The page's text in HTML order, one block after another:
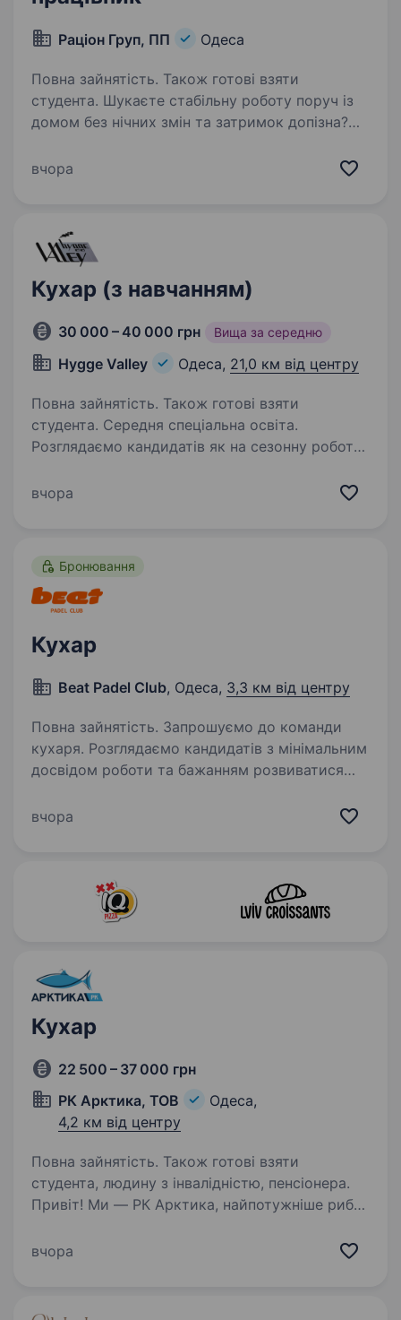
Раціон Груп, ПП Одеса
Повна зайнятість. Також готові взяти
студента. Шукаєте стабільну роботу поруч із
домом без нічних змін та затримок допізна?
на роботу Помічника кухаря. Розглядаємо
вчора
Кухар (з навчанням)
30 000 – 40 000 грн Вища за середню
Hygge Valley Одеса, 21,0 км від центру
Повна зайнятість. Також готові взяти
студента. Середня спеціальна освіта.
Розглядаємо кандидатів як на сезонну роботу,
співпраці обираємо разом, залежно від ваших
вчора
Бронювання
Кухар
Beat Padel Club, Одеса, 3,3 км від центру
Повна зайнятість. Запрошуємо до команди
кухаря. Розглядаємо кандидатів з мінімальним
досвідом роботи та бажанням розвиватися
Мінімальний досвід роботи кухарем; Бажання
вчора
Кухар
22 500 – 37 000 грн
РК Арктика, ТОВ
Одеса,
4,2 км від центру
Повна зайнятість. Також готові взяти
студента, людину з інвалідністю, пенсіонера.
Привіт! Ми — РК Арктика, найпотужніше рибне
історією та стабільною репутацією. Якщо
підтримувати…
вчора